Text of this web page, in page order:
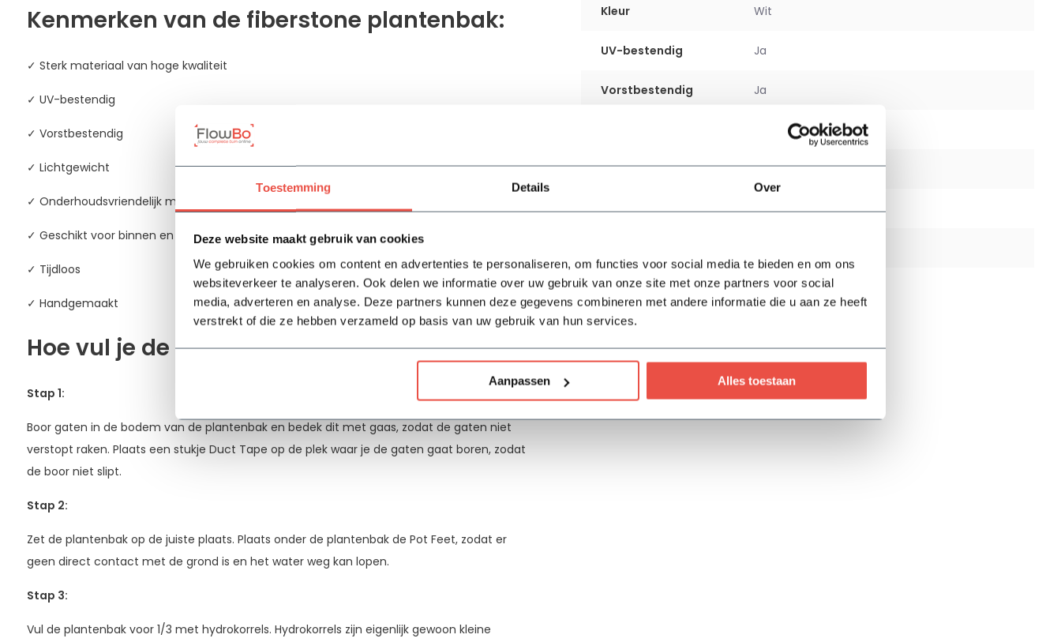
Toestemming Details Over
Deze website maakt gebruik van cookies
We gebruiken cookies om content en advertenties te personaliseren, om functies voor social media te bieden en om ons
websiteverkeer te analyseren. Ook delen we informatie over uw gebruik van onze site met onze partners voor social
media, adverteren en analyse. Deze partners kunnen deze gegevens combineren met andere informatie die u aan ze heeft
verstrekt of die ze hebben verzameld op basis van uw gebruik van hun services.
Aanpassen Alles toestaan
Kenmerken van de fiberstone plantenbak:
✓ Sterk materiaal van hoge kwaliteit
✓ UV-bestendig
✓ Vorstbestendig
✓ Lichtgewicht
✓ Onderhoudsvriendelijk materiaal
✓ Geschikt voor binnen en buiten
✓ Tijdloos
✓ Handgemaakt
Hoe vul je de plantenbak?
Stap 1:
Boor gaten in de bodem van de plantenbak en bedek dit met gaas, zodat de gaten niet
verstopt raken. Plaats een stukje Duct Tape op de plek waar je de gaten gaat boren, zodat
de boor niet slipt.
Stap 2:
Zet de plantenbak op de juiste plaats. Plaats onder de plantenbak de Pot Feet, zodat er
geen direct contact met de grond is en het water weg kan lopen.
Stap 3:
Vul de plantenbak voor 1/3 met hydrokorrels. Hydrokorrels zijn eigenlijk gewoon kleine
Kleur Wit
UV-bestendig Ja
Vorstbestendig Ja
Binnen en buiten
Waterdicht Nee
Dubbele bodem Nee